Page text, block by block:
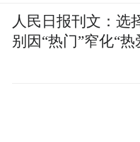
人民日报刊文：选
别因“热门”窄化“热